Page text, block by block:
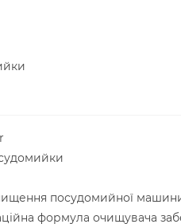
посудомийної
формула очищувача